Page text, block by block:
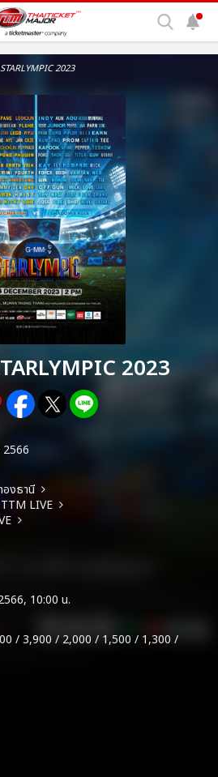
2023
2023
2566
องธานี
LIVE
10:00 น.
/ 3,900 / 2,000 / 1,500 / 1,300 /